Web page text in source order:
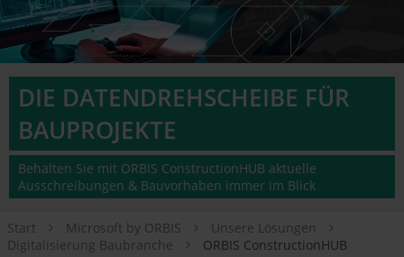
DIE DATENDREHSCHEIBE FÜR
BAUPROJEKTE
Behalten Sie mit ORBIS ConstructionHUB aktuelle
Ausschreibungen & Bauvorhaben immer im Blick
Start Microsoft by ORBIS
Unsere Lösungen
Digitalisierung Baubranche
ORBIS ConstructionHUB